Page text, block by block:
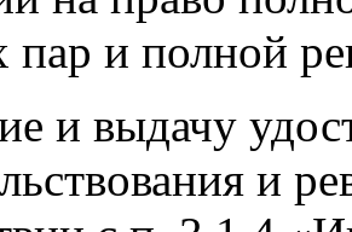
пар и полной
и выдачу
и